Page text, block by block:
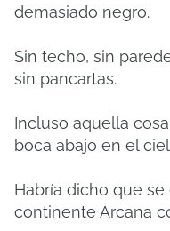
demasiado negro.
Sin techo, sin
sin pancartas.
Incluso aquella
boca abajo en el
Habría dicho que
continente Arcana